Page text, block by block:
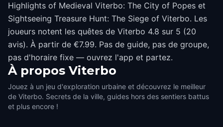
Highlights of Medieval Viterbo: The City of Popes et
Sightseeing Treasure Hunt: The Siege of Viterbo. Les
joueurs notent les quêtes de Viterbo 4.8 sur 5 (20
avis). À partir de €7.99. Pas de guide, pas de groupe,
pas d'horaire fixe — ouvrez l'app et partez.
À propos Viterbo
Jouez à un jeu d'exploration urbaine et découvrez le meilleur
de Viterbo. Secrets de la ville, guides hors des sentiers battus
et plus encore !